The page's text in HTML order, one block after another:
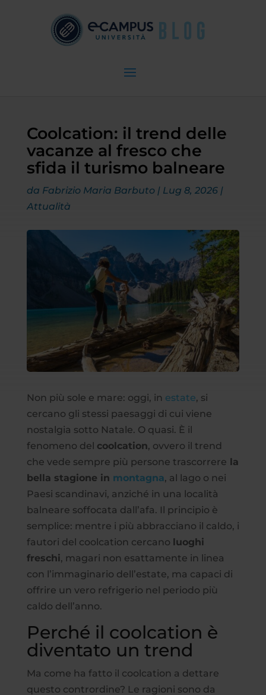
Coolcation: il trend delle
vacanze al fresco che
sfida il turismo balneare
da Fabrizio Maria Barbuto| Lug 8, 2026|
Attualità
Non più sole e mare: oggi, in estate, si
cercano gli stessi paesaggi di cui viene
nostalgia sotto Natale. O quasi. È il
fenomeno del coolcation, ovvero il trend
che vede sempre più persone trascorrere la
bella stagione in montagna, al lago o nei
Paesi scandinavi, anziché in una località
balneare soffocata dall’afa. Il principio è
semplice: mentre i più abbracciano il caldo, i
fautori del coolcation cercano luoghi
freschi, magari non esattamente in linea
con l’immaginario dell’estate, ma capaci di
offrire un vero refrigerio nel periodo più
caldo dell’anno.
Perché il coolcation è
diventato un trend
Ma come ha fatto il coolcation a dettare
questo contrordine? Le ragioni sono da